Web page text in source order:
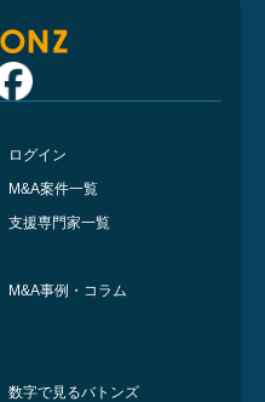
ログイン
M&A案件一覧
支援専門家一覧
M&A事例・コラム
数字で見るバトンズ